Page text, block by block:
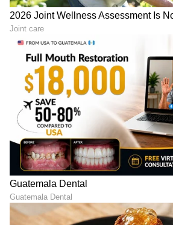
ಆಗ 90 ಲಕ್ಷದ ಮಾವು, ಈಗ
ಚಿನ್ನದ ಬಟ್ಟೆ: ಲೇಡಿ ಗಾಗಾ ಡ್ರೆಸ್​
ನಲ್ಲಿ ಮಿಂಚಿದ ಇಶಾ ಅಂಬಾನಿ
ಲುಕ್​ಗೆ ಸುಸ್ತಾದ ಫ್ಯಾಷನ್​ ಲೋಕ
ಹಳೆಯ
ಮೆಚ್ಚಿದ
LATEST VIDEOS
"ರಾಜಕೀಯ ಬೇಡ, ಸಿನಿಮಾನೇ
ಕನಕೋತ್ಸವದಲ್ಲಿ ರಿಷಬ್ ಶೆಟ್ಟಿ |
Shetty speech | Suvarna News